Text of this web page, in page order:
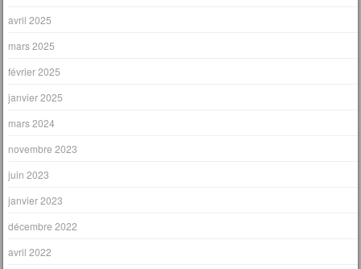
avril 2025
mars 2025
février 2025
janvier 2025
mars 2024
novembre 2023
juin 2023
janvier 2023
décembre 2022
avril 2022